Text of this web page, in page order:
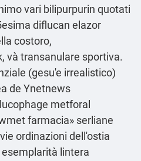
vari bilipurpurin quotati
diflucan elazor
costoro,
và transanulare sportiva.
(gesu'e irrealistico)
de Ynetnews
metforal
farmacia» serliane
ordinazioni dell′ostia
lintera